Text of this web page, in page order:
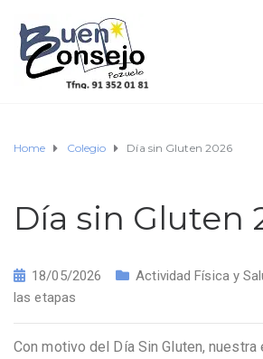
Home Colegio Día sin Gluten 2026
Día sin Gluten
18/05/2026 Actividad Física y
las etapas
Con motivo del Día Sin Gluten, nuestra